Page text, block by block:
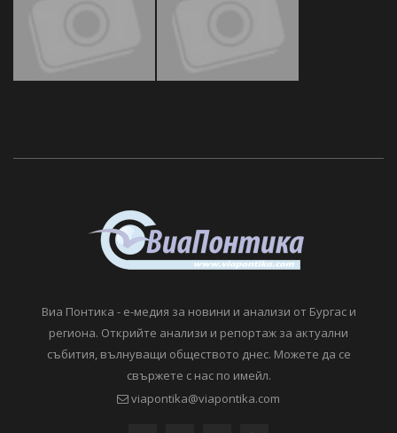
Виа Понтика - е-медия за новини и анализи от Бургас и
региона. Открийте анализи и репортаж за актуални
събития, вълнуващи обществото днес. Можете да се
свържете с нас по имейл.
viapontika@viapontika.com